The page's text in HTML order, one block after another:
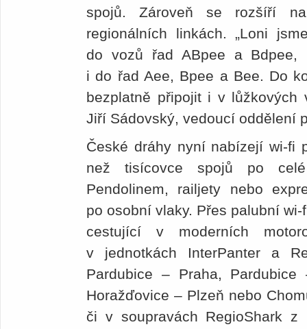
spojů. Zároveň se rozšíří
regionálních linkách. „Loni
do vozů řad ABpee a Bdpee,
i do řad Aee, Bpee a Bee. Do
bezplatně připojit i v lůžkových
Jiří Sádovský, vedoucí oddělení
České dráhy nyní nabízejí wi-fi
než tisícovce spojů po
Pendolinem, railjety nebo
po osobní vlaky. Přes palubní
cestující v moderních
v jednotkách InterPanter a
Pardubice – Praha,
Horažďovice – Plzeň nebo
či v soupravách RegioShark z